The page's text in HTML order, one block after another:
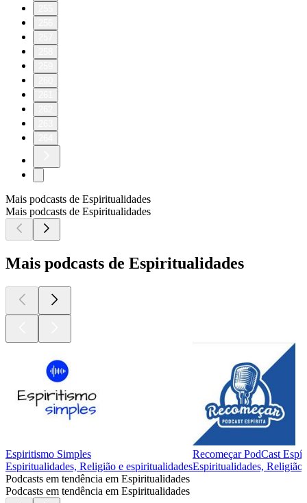
Mais podcasts de Espiritualidades
Mais podcasts de Espiritualidades
Mais podcasts de Espiritualidades
Espiritismo Simples
Espiritualidades, Religião e espiritualidades
Recomeçar PodCast
Espiritualidades, Religião
Podcasts em tendência em Espiritualidades
Podcasts em tendência em Espiritualidades